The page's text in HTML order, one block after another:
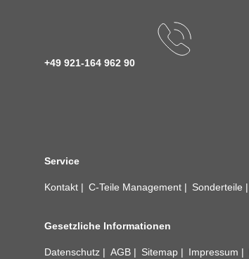
+49 921-164 962 90
Service
Kontakt C-Teile Management Sonderteile
Gesetzliche Informationen
Datenschutz AGB Sitemap Impressum